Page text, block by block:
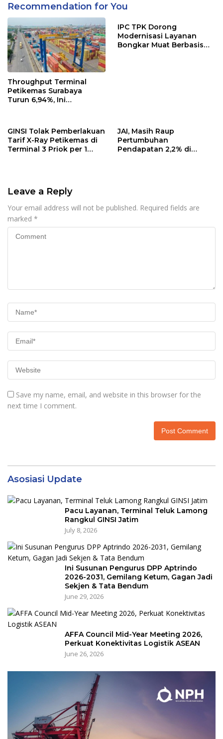
Recommendation for You
Throughput Terminal
Petikemas Surabaya
Turun 6,94%, Ini
IPC TPK Dorong
Modernisasi Layanan
Bongkar Muat Berbasis
GINSI Tolak Pemberlakuan
Tarif X-Ray Petikemas di
Terminal 3 Priok per 1
JAI, Masih Raup
Pertumbuhan
Pendapatan 2,2% di
Leave a Reply
Your email address will not be published. Required fields are
marked *
Save my name, email, and website in this browser for the
next time I comment.
Asosiasi Update
Pacu Layanan, Terminal Teluk Lamong
Rangkul GINSI Jatim
July 8, 2026
Ini Susunan Pengurus DPP Aptrindo
2026-2031, Gemilang Ketum, Gagan Jadi
Sekjen & Tata Bendum
June 29, 2026
AFFA Council Mid-Year Meeting 2026,
Perkuat Konektivitas Logistik ASEAN
June 26, 2026